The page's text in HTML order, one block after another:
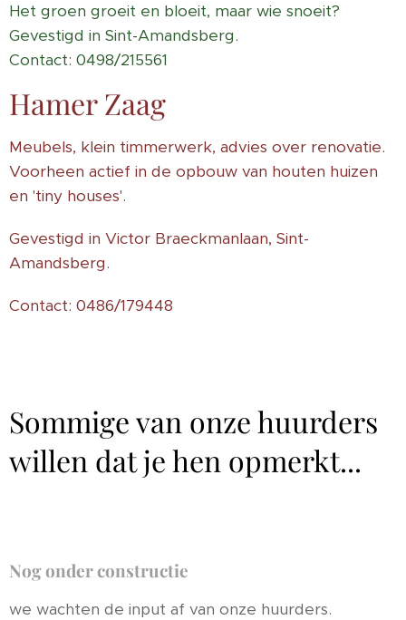
Het groen groeit en bloeit, maar wie snoeit?
Gevestigd in Sint-Amandsberg.
Contact: 0498/215561
Hamer Zaag
Meubels, klein timmerwerk, advies over renovatie.
Voorheen actief in de opbouw van houten huizen
en 'tiny houses'.
Gevestigd in Victor Braeckmanlaan, Sint-
Amandsberg.
Contact: 0486/179448
Sommige van onze huurders
willen dat je hen opmerkt...
Nog onder constructie
we wachten de input af van onze huurders.